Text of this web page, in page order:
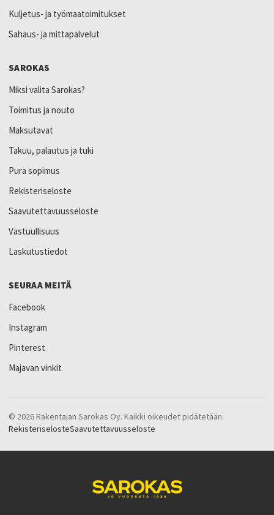
Kuljetus- ja työmaatoimitukset
Sahaus- ja mittapalvelut
SAROKAS
Miksi valita Sarokas?
Toimitus ja nouto
Maksutavat
Takuu, palautus ja tuki
Pura sopimus
Rekisteriseloste
Saavutettavuusseloste
Vastuullisuus
Laskutustiedot
SEURAA MEITÄ
Facebook
Instagram
Pinterest
Majavan vinkit
© 2026 Rakentajan Sarokas Oy. Kaikki oikeudet pidätetään.
RekisteriselosteSaavutettavuusseloste